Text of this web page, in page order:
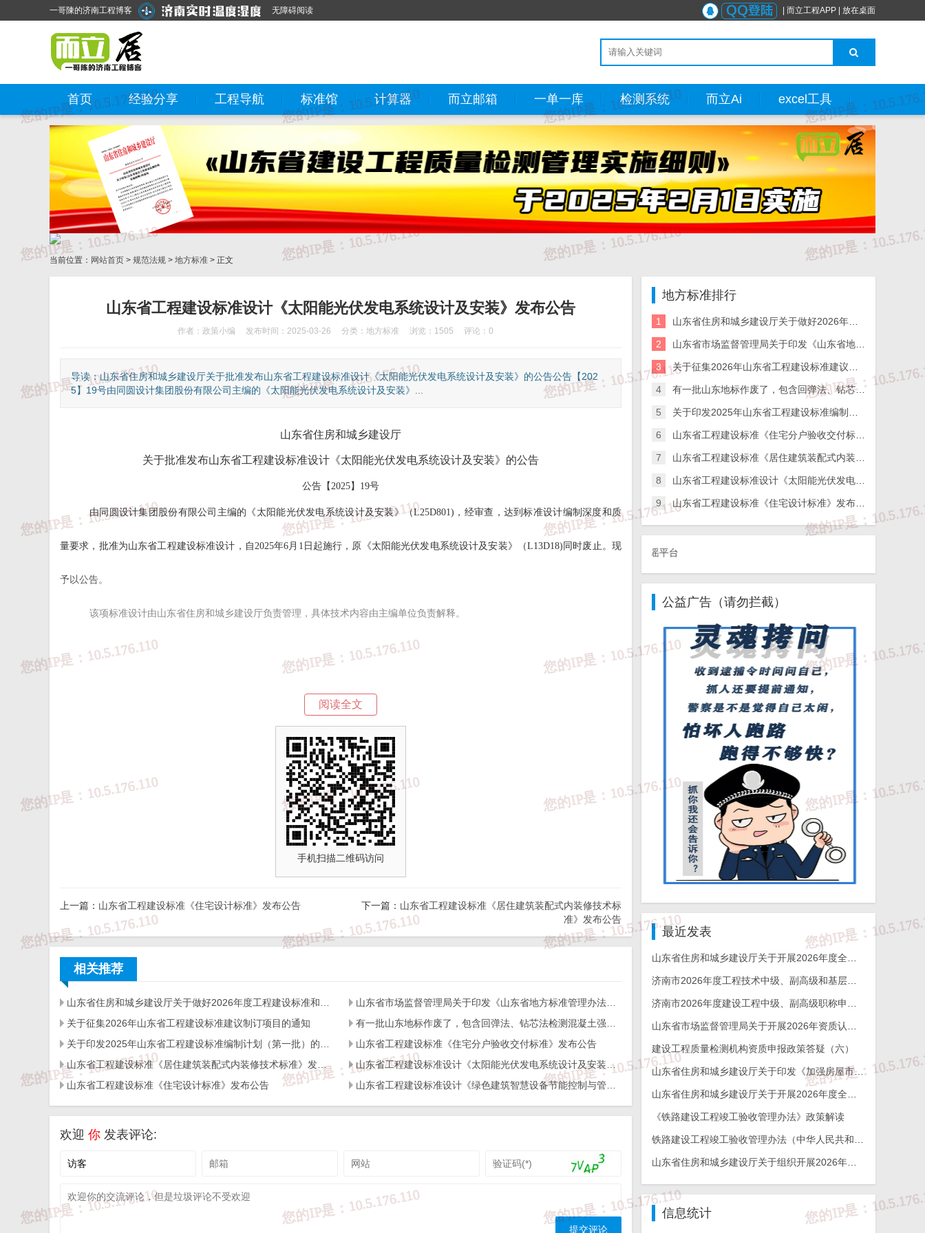
而立工程APP 放在桌面
一哥陳的济南工程博客 无障碍阅读
首页 经验分享 工程导航 标准馆 计算器 而立邮箱 一单一库 检测系统 而立Ai excel工具
当前位置： 网站首页 > 规范法规 > 地方标准 > 正文
山东省工程建设标准设计《太阳能光伏发电系统设计及安装》发布公告
作者：政策小编 发布时间：2025-03-26 分类： 地方标准 浏览：1505 评论：0
导读：山东省住房和城乡建设厅关于批准发布山东省工程建设标准设计《太阳能光伏发电系统设计及安装》的公告公告【202
5】19号由同圆设计集团股份有限公司主编的《太阳能光伏发电系统设计及安装》...
山东省住房和城乡建设厅
关于批准发布山东省工程建设标准设计《太阳能光伏发电系统设计及安装》的公告
公告【2025】19号
由同圆设计集团股份有限公司主编的《太阳能光伏发电系统设计及安装》（L25D801)，经审查，达到标准设计编制深度和质
量要求，批准为山东省工程建设标准设计，自2025年6月1日起施行，原《太阳能光伏发电系统设计及安装》（L13D18)同时废止。现
予以公告。
该项标准设计由山东省住房和城乡建设厅负责管理，具体技术内容由主编单位负责解释。
来源：山东省住建厅
担!作者有权利追究侵权者法律责任；
二、著作权人发现本站有侵害其合法权益的内容或作品，请及时联系我们给出内容所在的网址，并提供相关证明资料，在收到
相关投诉后，我们会第一时间给予处理；
三、本站发布的软件仅提供给大家学习测试，请诸位用户使用正版软件，不得商用；
四、本站的文字及图片资料允许您复制、转载和传播，转载时请您务必先跟我们联系并注明来源；
五、免责声明方:而立居（2li.xyz）、济南工程（微信公众号jngc2018）;
六、联系方式：☎
七、补充：而立声明
阅读全文
手机扫描二维码访问
上一篇： 山东省工程建设标准《住宅设计标准》发布公告 下一篇： 山东省工程建设标准《居住建筑装配式内装修技术标
准》发布公告
相关推荐
山东省市场监督管理局关于印发《山东省地方标准管理办法》的通知
关于征集2026年山东省工程建设标准建议制订项目的通知
山东省工程建设标准《住宅分户验收交付标准》发布公告
山东省工程建设标准《居住建筑装配式内装修技术标准》发布公告
山东省工程建设标准设计《太阳能光伏发电系统设计及安装》发布公告
山东省工程建设标准《住宅设计标准》发布公告
欢迎 你 发表评论:
地方标准排行
1 山东省住房和城乡建设厅关于做好2026年度工程建设标准和标准设计宣讲工作的通知
2 山东省市场监督管理局关于印发《山东省地方标准管理办法》的通知
3 关于征集2026年山东省工程建设标准建议制订项目的通知
4 有一批山东地标作废了，包含回弹法、钻芯法检测混凝土强度标准！
5 关于印发2025年山东省工程建设标准编制计划（第一批）的通知
6 山东省工程建设标准《住宅分户验收交付标准》发布公告
7 山东省工程建设标准《居住建筑装配式内装修技术标准》发布公告
8 山东省工程建设标准设计《太阳能光伏发电系统设计及安装》发布公告
9 山东省工程建设标准《住宅设计标准》发布公告
①、违法和不良信息举报热线：12377 ②、国家反诈中心 ③、知识产权举报 ④、全国12315平台⑤、中国互联网联合辟谣平台
公益广告（请勿拦截）
最近发表
济南市2026年度工程技术中级、副高级和基层工程技术高级职称申报评审的通知
建设工程质量检测机构资质申报政策答疑（六）
山东省住房和城乡建设厅关于印发《加强房屋市政工程勘察全链条管理实施方案》的通知
《铁路建设工程竣工验收管理办法》政策解读
山东省住房和城乡建设厅关于组织开展2026年度山东省工程建设泰山杯奖申报工作的通知
信息统计